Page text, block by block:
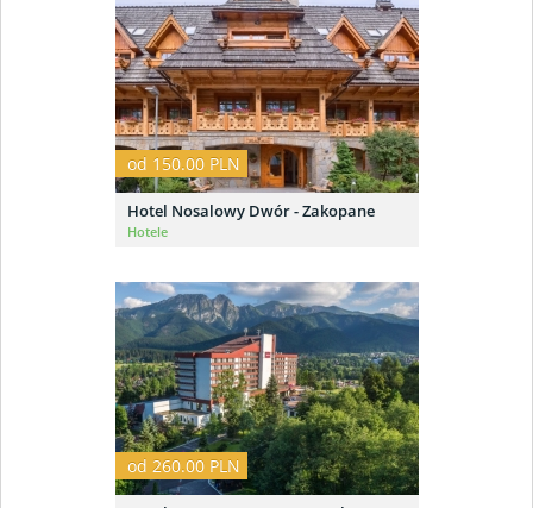
od 150.00 PLN
Hotel Nosalowy Dwór - Zakopane
Hotele
od 260.00 PLN